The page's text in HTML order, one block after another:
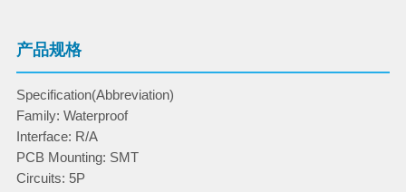
产品规格
Specification(Abbreviation)
Family: Waterproof
Interface: R/A
PCB Mounting: SMT
Circuits: 5P